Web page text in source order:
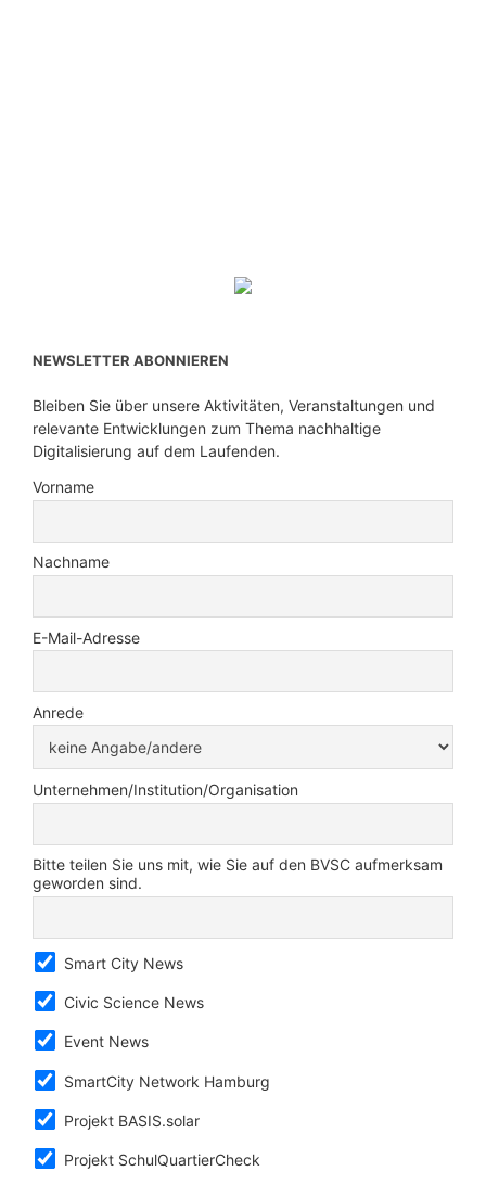
NEWSLETTER ABONNIEREN
Bleiben Sie über unsere Aktivitäten, Veranstaltungen und
relevante Entwicklungen zum Thema nachhaltige
Digitalisierung auf dem Laufenden.
Vorname
Nachname
E-Mail-Adresse
Anrede
Unternehmen/Institution/Organisation
Bitte teilen Sie uns mit, wie Sie auf den BVSC aufmerksam
geworden sind.
Smart City News
Civic Science News
Event News
SmartCity Network Hamburg
Projekt BASIS.solar
Projekt SchulQuartierCheck